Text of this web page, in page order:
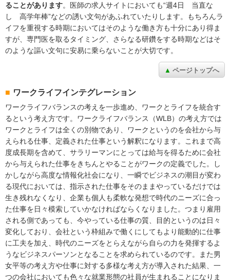
ることがあります。医師の求人サイトにおいても“週4日 当直な
し 高学年棒”などの誘い文句があふれていたりします。もちろんラ
イフを重視する時期においてはそのような働き方も十分にあり得ま
すが、専門医を取るタイミング、さらなる研鑽をする時期などはそ
のような謳い文句に安易に乗らないことが大切です。
ページトップへ
ワークライフインテグレーション
ワークライフバランスの考えを一歩進め、ワークとライフを統合す
るという考え方です。ワークライフバランス（WLB）の考え方では
ワークとライフは全くの別物であり、ワークというのを会社から与
えられる仕事、定義された仕事という解釈になります。これまで高
度成長期を含めて、サラリーマンにとっては給与を得るために会社
から与えられた仕事をきちんとやることがワークの定義でした。し
かしながら高度な情報化社会になり、一瞬でビジネスの潮目が変わ
る現代においては、指示された仕事をそのままやっているだけでは
生き残れなくなり、企業も個人も柔軟な発想で時代のニーズに合っ
た仕事を日々模索していかなければならくなりました。つまり雇用
される側であっても、今やっている仕事の質、目的というのは日々
変化しており、会社という枠組みで働くにしてもより能動的に仕事
に工夫を加え、時代のニーズをとらえながら自らの力を発揮するよ
うなビジネスパーソンとなることを求められているのです。また男
女平等の考え方や仕事に対する多様な考え方が導入された結果、一
つの会社においても色々な就業形態の社員が生まれることになりま